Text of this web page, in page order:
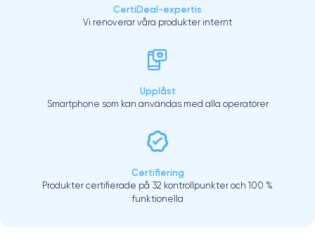
CertiDeal-expertis
Vi renoverar våra produkter internt
Upplåst
Smartphone som kan användas med alla operatörer
Certifiering
Produkter certifierade på 32 kontrollpunkter och 100 %
funktionella